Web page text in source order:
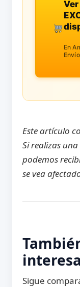
Ver
En
Este artículo
Si realizas
podemos
se vea
Sigue